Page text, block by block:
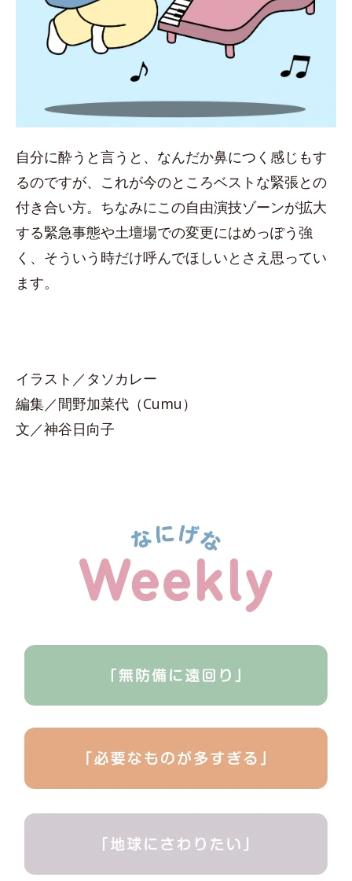
自分に酔うと言うと、なんだか鼻につく感じもす
るのですが、これが今のところベストな緊張との
付き合い方。ちなみにこの自由演技ゾーンが拡大
する緊急事態や土壇場での変更にはめっぽう強
く、そういう時だけ呼んでほしいとさえ思ってい
ます。
イラスト／タソカレー
編集／間野加菜代（Cumu）
文／神谷日向子